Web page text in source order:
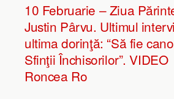
10 Februarie – Ziua
Justin Pârvu. Ultimul
ultima dorinţă: “Să fie
Sfinţii Închisorilor”. VIDEO
Roncea Ro